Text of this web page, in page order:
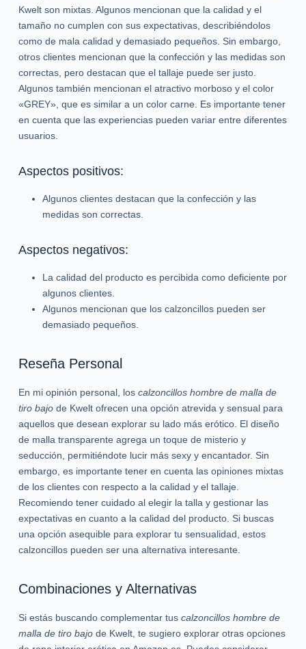
Kwelt son mixtas. Algunos mencionan que la calidad y el
tamaño no cumplen con sus expectativas, describiéndolos
como de mala calidad y demasiado pequeños. Sin embargo,
otros clientes mencionan que la confección y las medidas son
correctas, pero destacan que el tallaje puede ser justo.
Algunos también mencionan el atractivo morboso y el color
«GREY», que es similar a un color carne. Es importante tener
en cuenta que las experiencias pueden variar entre diferentes
usuarios.
Aspectos positivos:
Algunos clientes destacan que la confección y las
medidas son correctas.
Aspectos negativos:
La calidad del producto es percibida como deficiente por
algunos clientes.
Algunos mencionan que los calzoncillos pueden ser
demasiado pequeños.
Reseña Personal
En mi opinión personal, los calzoncillos hombre de malla de
tiro bajode Kwelt ofrecen una opción atrevida y sensual para
aquellos que desean explorar su lado más erótico. El diseño
de malla transparente agrega un toque de misterio y
seducción, permitiéndote lucir más sexy y encantador. Sin
embargo, es importante tener en cuenta las opiniones mixtas
de los clientes con respecto a la calidad y el tallaje.
Recomiendo tener cuidado al elegir la talla y gestionar las
expectativas en cuanto a la calidad del producto. Si buscas
una opción asequible para explorar tu sensualidad, estos
calzoncillos pueden ser una alternativa interesante.
Combinaciones y Alternativas
Si estás buscando complementar tus calzoncillos hombre de
malla de tiro bajode Kwelt, te sugiero explorar otras opciones